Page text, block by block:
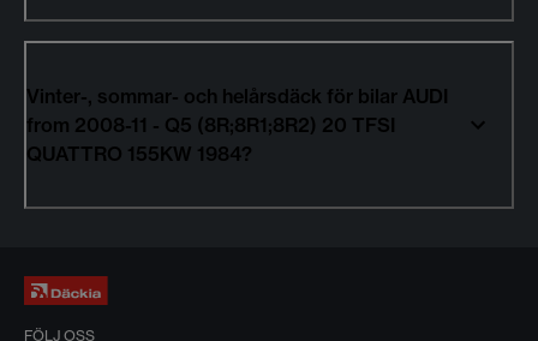
Vinter-, sommar- och helårsdäck för bilar AUDI
from 2008-11 - Q5 (8R;8R1;8R2) 20 TFSI
QUATTRO 155KW 1984?
FÖLJ OSS